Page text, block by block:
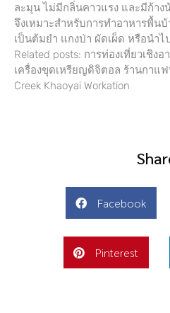
ละมุน ไม่มีกลิ่นคาวแรง และมีก้า
จึงเหมาะสำหรับการทำอาหารพื้น
เป็นต้มยำ แกงป่า ผัดเผ็ด หรือนำ
Related posts: การท่องเที่ยวเชิงอ
เครื่องขุดเหรียญดิจิตอล ร้านกาแฟ
Creek Khaoyai Workation
Facebook
Pinterest